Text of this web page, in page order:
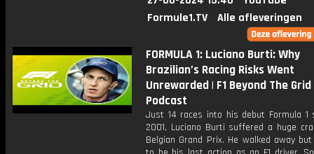
Formule1.TV
Alle afleveringen
FORMULA 1: Luciano Burti: Why
Brazilian’s Racing Risks Went
Unrewarded | F1 Beyond The Grid
Podcast
Just 14 races into his debut Formula 1
2001, Luciano Burti suffered a huge
Belgian Grand Prix. He walked away